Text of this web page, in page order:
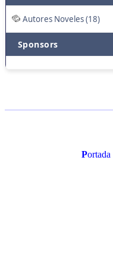
Autores Noveles (18)
Sponsors
Portada|